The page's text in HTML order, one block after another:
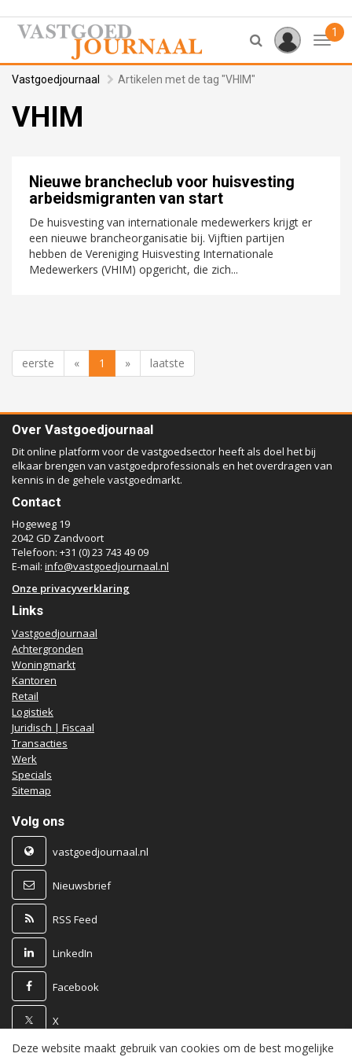
1
Vastgoedjournaal Artikelen met de tag "VHIM"
VHIM
Nieuwe brancheclub voor huisvesting
arbeidsmigranten van start
De huisvesting van internationale medewerkers krijgt er
een nieuwe brancheorganisatie bij. Vijftien partijen
hebben de Vereniging Huisvesting Internationale
Medewerkers (VHIM) opgericht, die zich...
eerste « 1 » laatste
Over Vastgoedjournaal
Dit online platform voor de vastgoedsector heeft als doel het bij
elkaar brengen van vastgoedprofessionals en het overdragen van
kennis in de gehele vastgoedmarkt.
Contact
Hogeweg 19
2042 GD Zandvoort
Telefoon: +31 (0) 23 743 49 09
E-mail: info@vastgoedjournaal.nl
Onze privacyverklaring
Links
Vastgoedjournaal
Achtergronden
Woningmarkt
Kantoren
Retail
Logistiek
Juridisch | Fiscaal
Transacties
Werk
Specials
Sitemap
Volg ons
vastgoedjournaal.nl
Nieuwsbrief
RSS Feed
LinkedIn
Facebook
X
Deze website maakt gebruik van cookies om de best mogelijke